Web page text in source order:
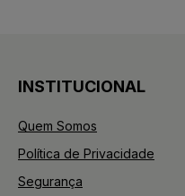
INSTITUCIONAL
Quem Somos
Política de Privacidade
Segurança